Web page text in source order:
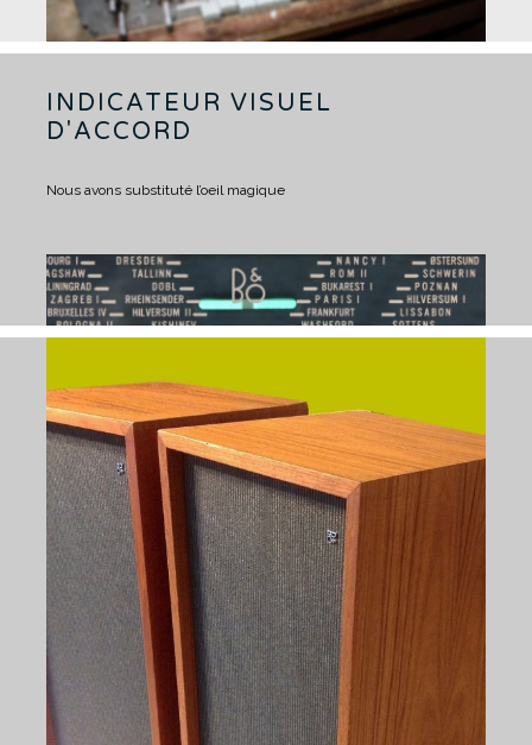
INDICATEUR VISUEL
D'ACCORD
Nous avons substituté l’oeil magique